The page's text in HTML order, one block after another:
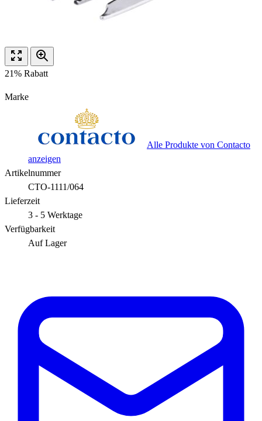
21% Rabatt
Marke
Alle Produkte von Contacto
anzeigen
Artikelnummer
CTO-1111/064
Lieferzeit
3 - 5 Werktage
Verfügbarkeit
Auf Lager